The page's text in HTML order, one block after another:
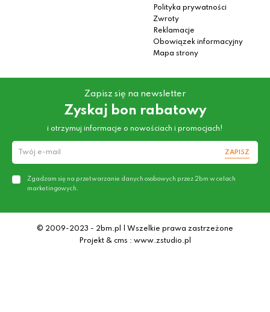
Polityka prywatności
Zwroty
Reklamacje
Obowiązek informacyjny
Mapa strony
Zapisz się na newsletter
Zyskaj bon rabatowy
i otrzymuj informacje o nowościach i promocjach!
ZAPISZ
Zgadzam się na przetwarzanie danych osobowych przez 2bm w celach
marketingowych.
© 2009-2023 - 2bm.pl | Wszelkie prawa zastrzeżone
Projekt & cms : www.zstudio.pl